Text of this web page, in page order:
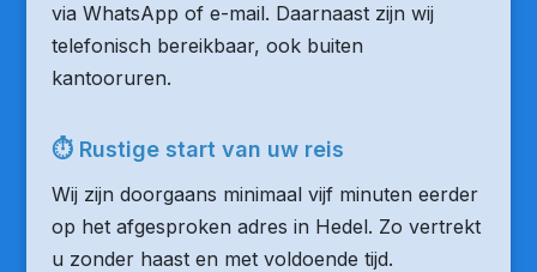
via WhatsApp of e-mail. Daarnaast zijn wij
telefonisch bereikbaar, ook buiten
kantooruren.
⏱ Rustige start van uw reis
Wij zijn doorgaans minimaal vijf minuten eerder
op het afgesproken adres in Hedel. Zo vertrekt
u zonder haast en met voldoende tijd.